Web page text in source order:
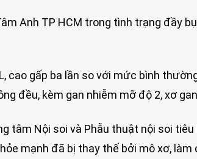
Anh TP HCM trong tình trạng đầy
cao gấp ba lần so với mức bình
đều, kèm gan nhiễm mỡ độ 2, xơ
tâm Nội soi và Phẫu thuật nội soi tiêu
mạnh đã bị thay thế bởi mô xơ, làm